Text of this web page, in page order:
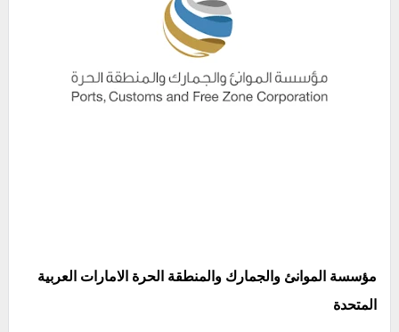
مؤسسة الموانئ والجمارك والمنطقة الحرة الامارات العربية
المتحدة